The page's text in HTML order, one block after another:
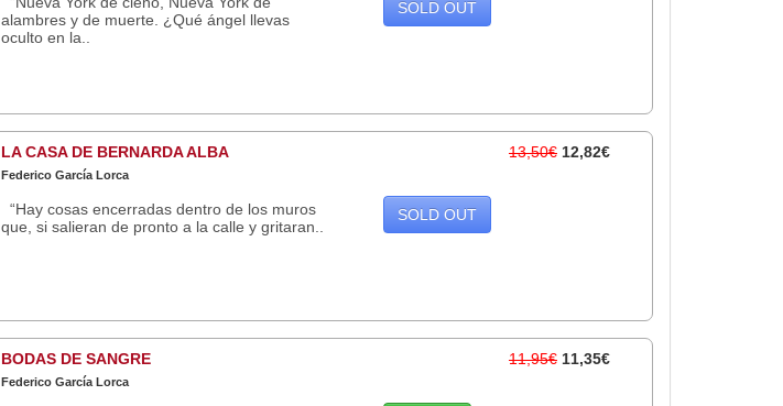
alambres y de muerte. ¿Qué ángel llevas
oculto en la..
SOLD OUT
LA CASA DE BERNARDA ALBA
Federico García Lorca
“Hay cosas encerradas dentro de los muros
que, si salieran de pronto a la calle y gritaran..
13,50€ 12,82€
SOLD OUT
BODAS DE SANGRE
Federico García Lorca
11,95€ 11,35€